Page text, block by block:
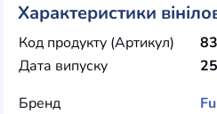
Характеристики
Код продукту (Артикул)
Дата випуску
Бренд